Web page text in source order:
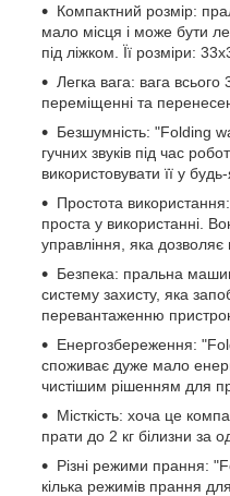
Компактний розмір:
мало місця і може бути
під ліжком. Її розміри:
Легка вага: вага всього
переміщенні та
Безшумність: "Folding
гучних звуків під час
використовувати її у
Простота
проста у використанні.
управління, яка дозволяє
Безпека: пральна
систему захисту, яка
перевантаженню
Енергозбереження:
споживає дуже мало
чистішим рішенням для
Місткість: хоча це
прати до 2 кг білизни за
Різні режими прання:
кілька режимів прання